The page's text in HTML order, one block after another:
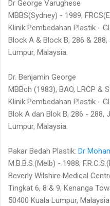
Dr George Varughese
MBBS(Sydney) - 1989;
Klinik Pembedahan Plastik -
Block A & Block B, 286 &
Lumpur, Malaysia.
Dr. Benjamin George
MBBch (1983), BAO, LRCP &
Klinik Pembedahan Plastik -
Blok A dan Blok B, 286 - 288,
Lumpur, Malaysia.
Pakar Bedah Plastik: Dr
M.B.B.S.(Melb) - 1988;
Beverly Wilshire Medical
Tingkat 6, 8 & 9, Kenanga
50400 Kuala Lumpur, Malaysia